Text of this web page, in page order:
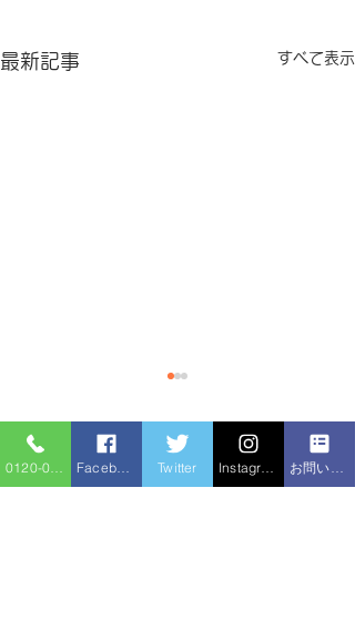
最新記事 すべて表示
コメント Twitter